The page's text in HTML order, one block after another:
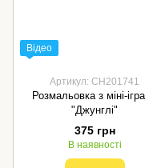
Відео
Артикул: CH201741
Розмальовка з міні-
"Джунглі"
375 грн
В наявності